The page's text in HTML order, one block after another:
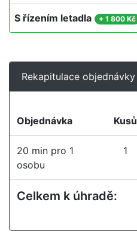
S řízením letadla +1 800 Kč
Rekapitulace objednávky
Objednávka Kusů
20 min pro 1
osobu
1
Celkem k úhradě: